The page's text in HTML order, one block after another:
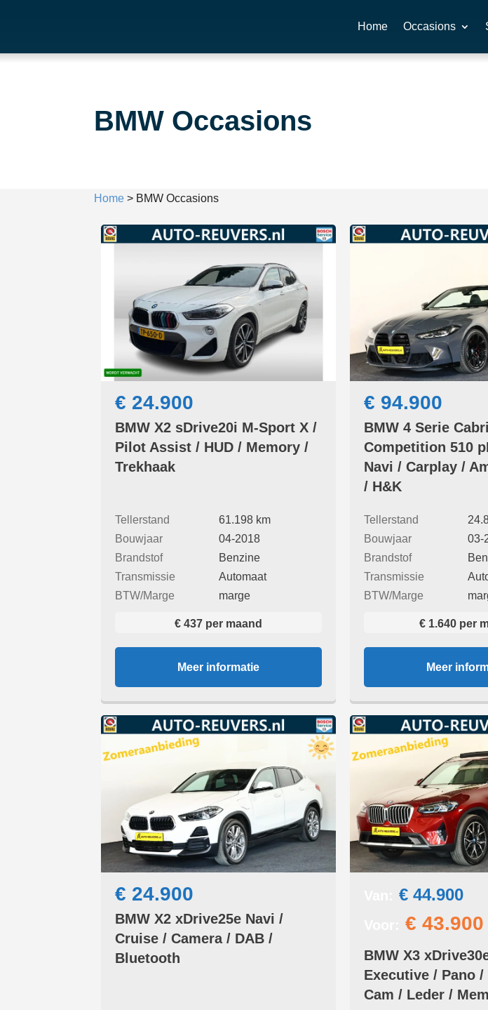
Home Occasions
BMW Occasions
Home > BMW Occasions
€ 24.900
BMW X2 sDrive20i M-Sport X /
Pilot Assist / HUD / Memory /
Trekhaak
Tellerstand
61.198 km
Bouwjaar
04-2018
Brandstof
Benzine
Transmissie
Automaat
BTW/Marge
marge
€ 437 per maand
Meer informatie
€ 94.900
BMW 4 Serie
Competition 510
Navi / Carplay /
/ H&K
Tellerstand
Bouwjaar
03-
Brandstof
Transmissie
BTW/Marge
€ 1.640 per
Meer
€ 24.900
BMW X2 xDrive25e Navi /
Cruise / Camera / DAB /
Bluetooth
€ 44.900
€ 43.900
BMW X3
Executive / Pano /
Cam / Leder /